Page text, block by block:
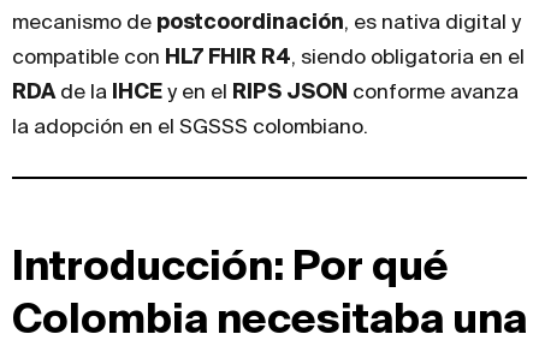
mecanismo de postcoordinación, es nativa digital y
compatible con HL7 FHIR R4, siendo obligatoria en el
RDA de la IHCE y en el RIPS JSON conforme avanza
la adopción en el SGSSS colombiano.
Introducción: Por qué
Colombia necesitaba una